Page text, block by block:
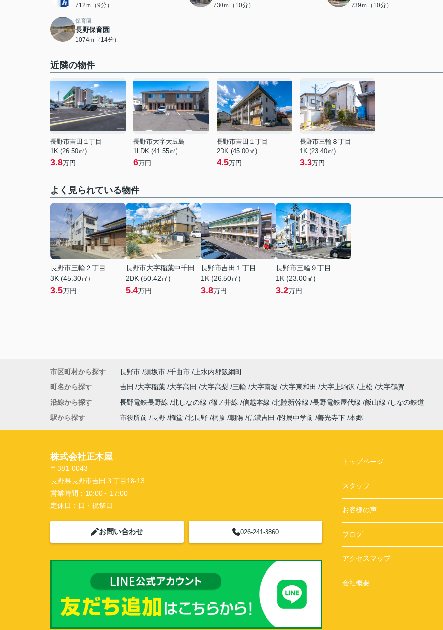
712ｍ（9分） 730ｍ（10分） 739ｍ（10分）
保育園
長野保育園
1074ｍ（14分）
近隣の物件
長野市吉田１丁目
1K (26.50㎡)
3.8万円
長野市大字大豆島
1LDK (41.55㎡)
6万円
長野市吉田１丁目
2DK (45.00㎡)
4.5万円
長野市三輪８丁目
1K (23.40㎡)
3.3万円
よく見られている物件
長野市三輪２丁目
3K (45.30㎡)
3.5万円
長野市大字稲葉中千田
2DK (50.42㎡)
5.4万円
長野市吉田１丁目
1K (26.50㎡)
3.8万円
長野市三輪９丁目
1K (23.00㎡)
3.2万円
市区町村から探す 長野市 須坂市 千曲市
上水内郡飯綱町
町名から探す
吉田 大字稲葉 大字高田 大字高梨 三輪 大字南堀 大字東和田 大字上駒沢 上松 大字鶴賀
沿線から探す
長野電鉄長野線 北しなの線 篠ノ井線 信越本線 北陸新幹線 長野電鉄屋代線 飯山線
しなの鉄道
駅から探す
市役所前 長野 権堂 北長野 桐原 朝陽 信濃吉田 附属中学前 善光寺下 本郷
株式会社正木屋
〒381-0043
長野県長野市吉田３丁目18-13
営業時間： 10:00～17:00
定休日： 日・祝祭日
お問い合わせ 026-241-3860
トップページ
スタッフ
お客様の声
ブログ
アクセスマップ
会社概要